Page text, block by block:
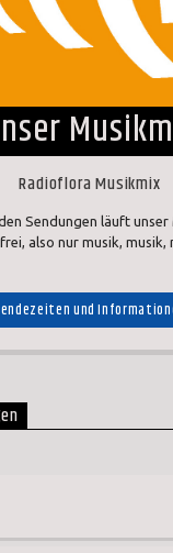
Radioflora Musikmix
Sendungen läuft
also nur musik, musik,
und